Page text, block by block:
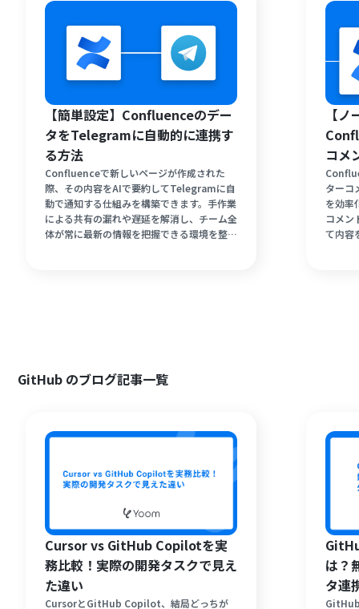
【簡単設定】Confluenceのデー
タをTelegramに自動的に連携す
る方法
Confluenceで新しいページが作成された
際、その内容をAIで要約してTelegramに自
動で通知する仕組みを構築できます。手作業
による共有の漏れや遅延を解消し、チーム全
体が常に最新の情報を把握できる環境を整え
【
コメ
する
ターコ
を効率
コメン
て内容
GitHub のブログ記事一覧
Cursor vs GitHub Copilotを実
務比較！実際の開発タスクで見え
た違い
CursorとGitHub Copilot、結局どっちが
は？
タ連